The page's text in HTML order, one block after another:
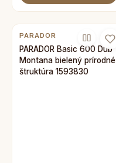
PARADOR
PARADOR Basic 600 Dub
Montana bielený prírodné
štruktúra 1593830